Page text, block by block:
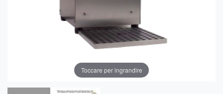
Toccare per ingrandire